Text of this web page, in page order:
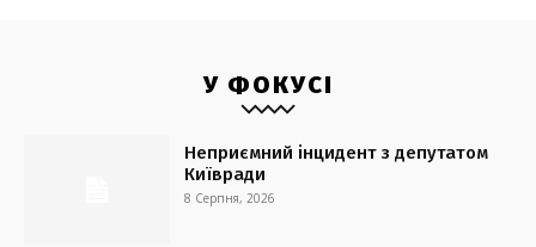
У ФОКУСІ
Неприємний інцидент з депутатом
Київради
8 Серпня, 2026